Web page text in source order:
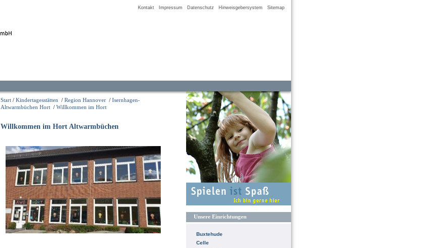
Kontakt Impressum Datenschutz Hinweisgebersystem Sitemap
Start / Kindertagesstätten / Region Hannover / Isernhagen-
Altwarmbüchen Hort / Willkommen im Hort
Willkommen im Hort Altwarmbüchen
Unsere Einrichtungen
Buxtehude
Celle